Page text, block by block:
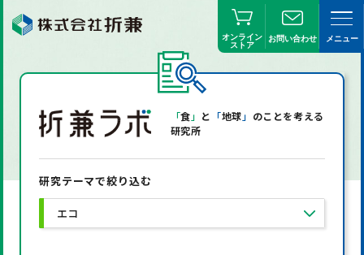
オンライン
ストア
お問い合わせ メニュー
「食 」 と 「地球 」 のことを考える
研究所
研究テーマで絞り込む
選択してください
エコ